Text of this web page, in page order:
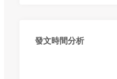
發文時間分析